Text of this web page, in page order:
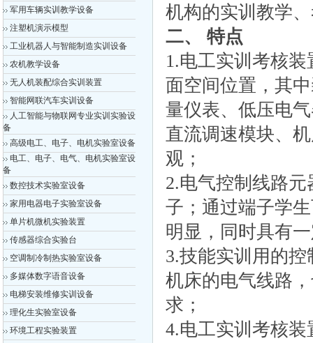
军用车辆实训教学设备
注塑机演示模型
工业机器人与智能制造实训设备
农机教学设备
无人机装配综合实训装置
智能网联汽车实训设备
人工智能与物联网专业实训实验设
备
高级电工、电子、电机实验室设备
电工、电子、电气、电机实验室设
备
数控技术实验室设备
家用电器电子实验室设备
单片机微机实验装置
传感器综合实验台
空调制冷制热实验室设备
多媒体数字语音设备
电梯安装维修实训设备
理化生实验室设备
环境工程实验装置
机构的实训教学
二、 特点
1.电工实训考核
面空间位置，其
量仪表、低压电
直流调速模块、
观；
2.电气控制线路
子；通过端子学
明显，同时具有
3.技能实训用的
机床的电气线路
求；
4.电工实训考核